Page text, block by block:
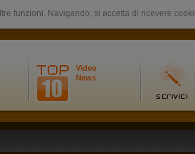
funzioni. Navigando, si accetta di ricevere
Video
News